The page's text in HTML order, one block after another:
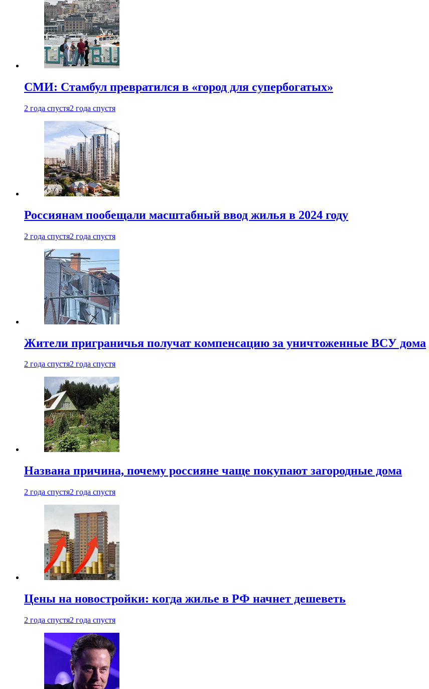
СМИ: Стамбул превратился в «город для супербогатых»
2 года спустя2 года спустя
Россиянам пообещали масштабный ввод жилья в 2024 году
2 года спустя2 года спустя
Жители приграничья получат компенсацию за уничтоженные ВСУ дома
2 года спустя2 года спустя
Названа причина, почему россияне чаще покупают загородные дома
2 года спустя2 года спустя
Цены на новостройки: когда жилье в РФ начнет дешеветь
2 года спустя2 года спустя